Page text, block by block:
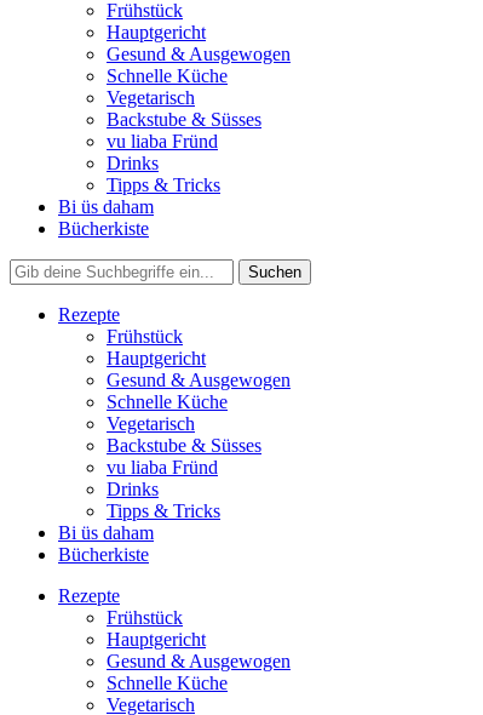
Frühstück
Hauptgericht
Gesund & Ausgewogen
Schnelle Küche
Vegetarisch
Backstube & Süsses
vu liaba Fründ
Drinks
Tipps & Tricks
Bi üs daham
Bücherkiste
Rezepte
Frühstück
Hauptgericht
Gesund & Ausgewogen
Schnelle Küche
Vegetarisch
Backstube & Süsses
vu liaba Fründ
Drinks
Tipps & Tricks
Bi üs daham
Bücherkiste
Rezepte
Frühstück
Hauptgericht
Gesund & Ausgewogen
Schnelle Küche
Vegetarisch